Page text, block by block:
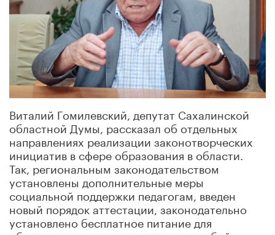
Виталий Гомилевский, депутат Сахалинской
областной Думы, рассказал об отдельных
направлениях реализации законотворческих
инициатив в сфере образования в области.
Так, региональным законодательством
установлены дополнительные меры
социальной поддержки педагогам, введен
новый порядок аттестации, законодательно
установлено бесплатное питание для